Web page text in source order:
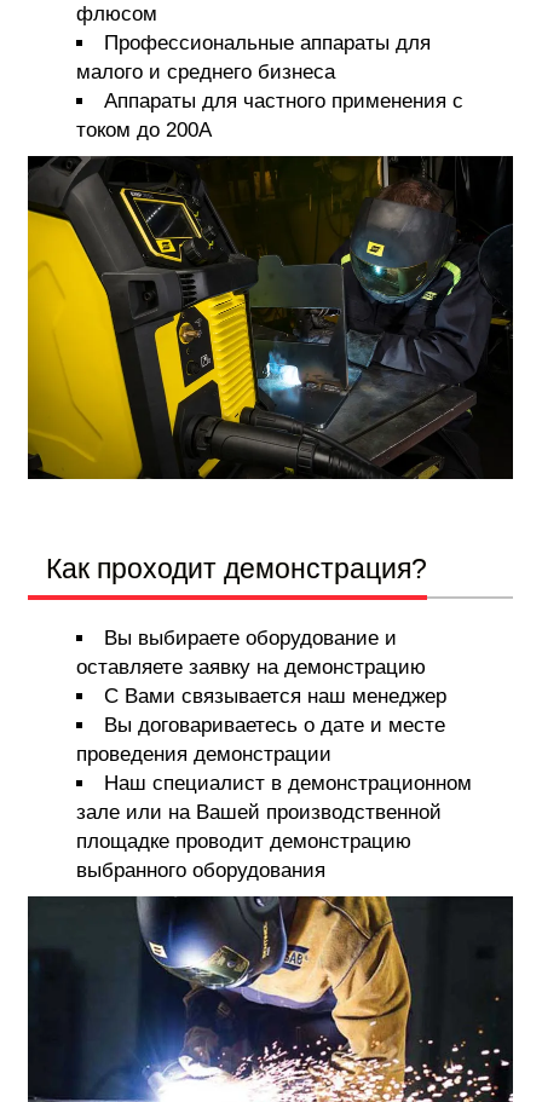
флюсом
Профессиональные аппараты для
малого и среднего бизнеса
Аппараты для частного применения с
током до 200А
Как проходит демонстрация?
Вы выбираете оборудование и
оставляете заявку на демонстрацию
С Вами связывается наш менеджер
Вы договариваетесь о дате и месте
проведения демонстрации
Наш специалист в демонстрационном
зале или на Вашей производственной
площадке проводит демонстрацию
выбранного оборудования